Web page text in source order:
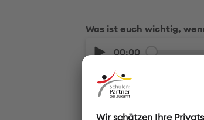
Was ist euch wichtig,
00:00